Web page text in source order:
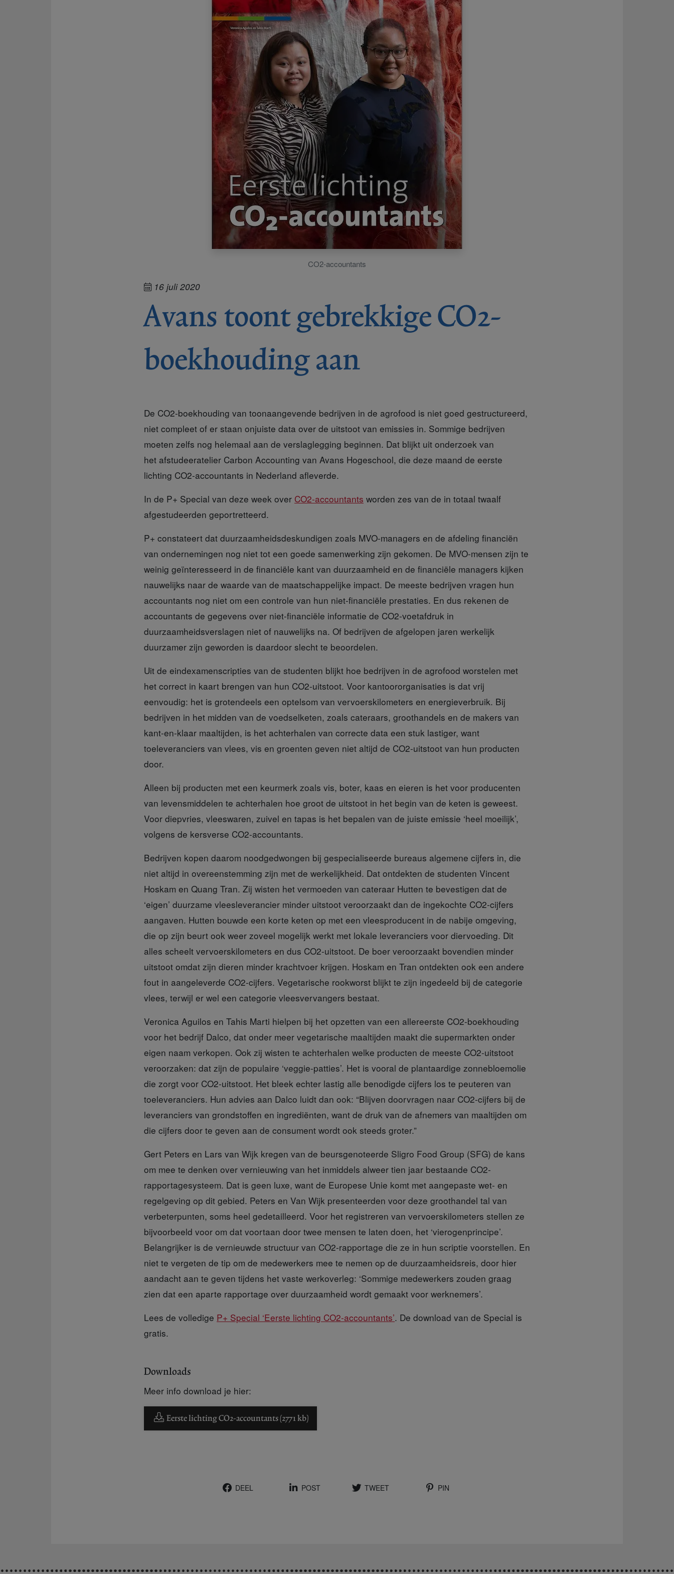
CO2-accountants
16 juli 2020
Avans toont gebrekkige CO2-
boekhouding aan
De CO2-boekhouding van toonaangevende bedrijven in de agrofood is niet goed gestructureerd,
niet compleet of er staan onjuiste data over de uitstoot van emissies in. Sommige bedrijven
moeten zelfs nog helemaal aan de verslaglegging beginnen. Dat blijkt uit onderzoek van
het afstudeeratelier Carbon Accounting van Avans Hogeschool, die deze maand de eerste
lichting CO2-accountants in Nederland afleverde.
In de P+ Special van deze week over CO2-accountants worden zes van de in totaal twaalf
afgestudeerden geportretteerd.
P+ constateert dat duurzaamheidsdeskundigen zoals MVO-managers en de afdeling financiën
van ondernemingen nog niet tot een goede samenwerking zijn gekomen. De MVO-mensen zijn te
weinig geïnteresseerd in de financiële kant van duurzaamheid en de financiële managers kijken
nauwelijks naar de waarde van de maatschappelijke impact. De meeste bedrijven vragen hun
accountants nog niet om een controle van hun niet-financiële prestaties. En dus rekenen de
accountants de gegevens over niet-financiële informatie de CO2-voetafdruk in
duurzaamheidsverslagen niet of nauwelijks na. Of bedrijven de afgelopen jaren werkelijk
duurzamer zijn geworden is daardoor slecht te beoordelen.
Uit de eindexamenscripties van de studenten blijkt hoe bedrijven in de agrofood worstelen met
het correct in kaart brengen van hun CO2-uitstoot. Voor kantoororganisaties is dat vrij
eenvoudig: het is grotendeels een optelsom van vervoerskilometers en energieverbruik. Bij
bedrijven in het midden van de voedselketen, zoals cateraars, groothandels en de makers van
kant-en-klaar maaltijden, is het achterhalen van correcte data een stuk lastiger, want
toeleveranciers van vlees, vis en groenten geven niet altijd de CO2-uitstoot van hun producten
door.
Alleen bij producten met een keurmerk zoals vis, boter, kaas en eieren is het voor producenten
van levensmiddelen te achterhalen hoe groot de uitstoot in het begin van de keten is geweest.
Voor diepvries, vleeswaren, zuivel en tapas is het bepalen van de juiste emissie ‘heel moeilijk’,
volgens de kersverse CO2-accountants.
Bedrijven kopen daarom noodgedwongen bij gespecialiseerde bureaus algemene cijfers in, die
niet altijd in overeenstemming zijn met de werkelijkheid. Dat ontdekten de studenten Vincent
Hoskam en Quang Tran. Zij wisten het vermoeden van cateraar Hutten te bevestigen dat de
‘eigen’ duurzame vleesleverancier minder uitstoot veroorzaakt dan de ingekochte CO2-cijfers
aangaven. Hutten bouwde een korte keten op met een vleesproducent in de nabije omgeving,
die op zijn beurt ook weer zoveel mogelijk werkt met lokale leveranciers voor diervoeding. Dit
alles scheelt vervoerskilometers en dus CO2-uitstoot. De boer veroorzaakt bovendien minder
uitstoot omdat zijn dieren minder krachtvoer krijgen. Hoskam en Tran ontdekten ook een andere
fout in aangeleverde CO2-cijfers. Vegetarische rookworst blijkt te zijn ingedeeld bij de categorie
vlees, terwijl er wel een categorie vleesvervangers bestaat.
Veronica Aguilos en Tahis Marti hielpen bij het opzetten van een allereerste CO2-boekhouding
voor het bedrijf Dalco, dat onder meer vegetarische maaltijden maakt die supermarkten onder
eigen naam verkopen. Ook zij wisten te achterhalen welke producten de meeste CO2-uitstoot
veroorzaken: dat zijn de populaire ‘veggie-patties’. Het is vooral de plantaardige zonnebloemolie
die zorgt voor CO2-uitstoot. Het bleek echter lastig alle benodigde cijfers los te peuteren van
toeleveranciers. Hun advies aan Dalco luidt dan ook: “Blijven doorvragen naar CO2-cijfers bij de
leveranciers van grondstoffen en ingrediënten, want de druk van de afnemers van maaltijden om
die cijfers door te geven aan de consument wordt ook steeds groter.”
Gert Peters en Lars van Wijk kregen van de beursgenoteerde Sligro Food Group (SFG) de kans
om mee te denken over vernieuwing van het inmiddels alweer tien jaar bestaande CO2-
rapportagesysteem. Dat is geen luxe, want de Europese Unie komt met aangepaste wet- en
regelgeving op dit gebied. Peters en Van Wijk presenteerden voor deze groothandel tal van
verbeterpunten, soms heel gedetailleerd. Voor het registreren van vervoerskilometers stellen ze
bijvoorbeeld voor om dat voortaan door twee mensen te laten doen, het ‘vierogenprincipe’.
Belangrijker is de vernieuwde structuur van CO2-rapportage die ze in hun scriptie voorstellen. En
niet te vergeten de tip om de medewerkers mee te nemen op de duurzaamheidsreis, door hier
aandacht aan te geven tijdens het vaste werkoverleg: ‘Sommige medewerkers zouden graag
zien dat een aparte rapportage over duurzaamheid wordt gemaakt voor werknemers’.
Lees de volledige P+ Special ‘Eerste lichting CO2-accountants’. De download van de Special is
gratis.
Downloads
Meer info download je hier:
Eerste lichting CO2-accountants (2771 kb)
DEEL POST TWEET PIN